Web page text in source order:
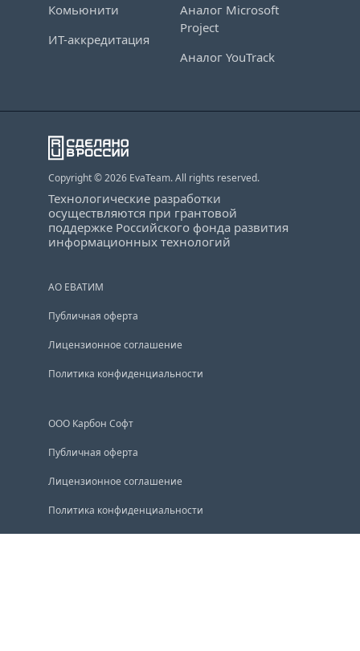
Комьюнити
ИТ-аккредитация
Аналог Microsoft
Project
Аналог YouTrack
Copyright © 2026 EvaTeam. All rights reserved.
Технологические разработки
осуществляются при грантовой
поддержке Российского фонда развития
информационных технологий
АО ЕВАТИМ
Публичная оферта
Лицензионное соглашение
Политика конфиденциальности
ООО Карбон Софт
Публичная оферта
Лицензионное соглашение
Политика конфиденциальности